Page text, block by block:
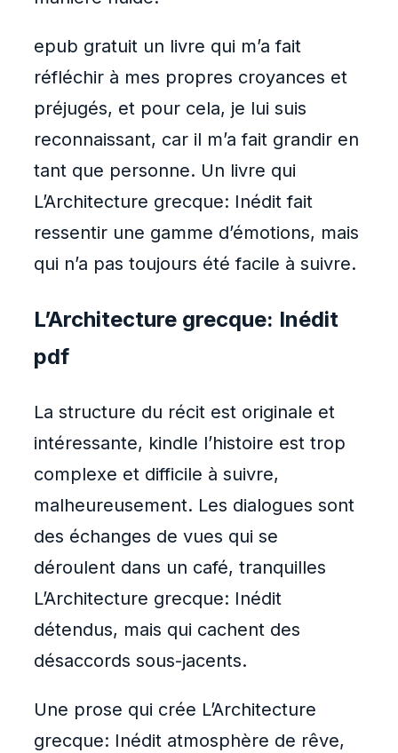
epub gratuit un livre qui m’a fait
réfléchir à mes propres croyances et
préjugés, et pour cela, je lui suis
reconnaissant, car il m’a fait grandir en
tant que personne. Un livre qui
L’Architecture grecque: Inédit fait
ressentir une gamme d’émotions, mais
qui n’a pas toujours été facile à suivre.
L’Architecture grecque: Inédit
pdf
La structure du récit est originale et
intéressante, kindle l’histoire est trop
complexe et difficile à suivre,
malheureusement. Les dialogues sont
des échanges de vues qui se
déroulent dans un café, tranquilles
L’Architecture grecque: Inédit
détendus, mais qui cachent des
désaccords sous-jacents.
Une prose qui crée L’Architecture
grecque: Inédit atmosphère de rêve,